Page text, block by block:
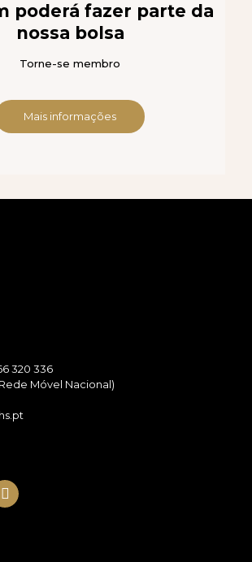
poderá fazer parte da
nossa bolsa
Torne-se membro
Mais informações
320 336
Móvel Nacional)